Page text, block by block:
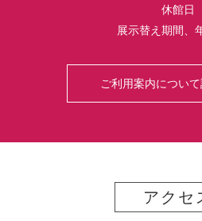
休館日
展示替え期間、
ご利用案内につい
アクセ